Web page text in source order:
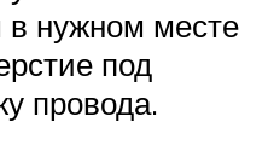
в нужном месте
под
провода.